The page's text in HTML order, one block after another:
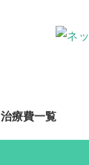
治療費一覧